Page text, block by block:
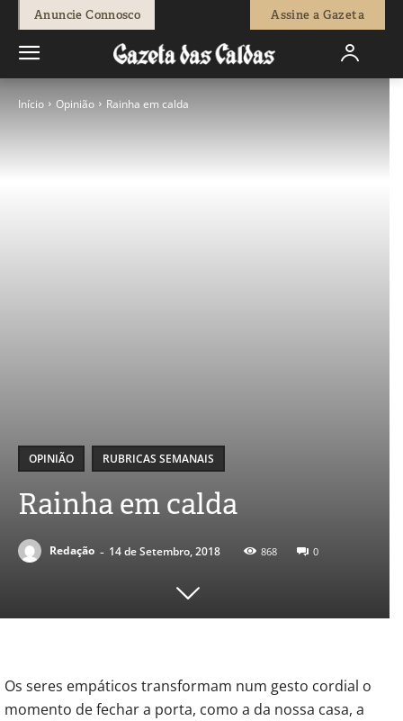
Anuncie Connosco Assine a Gazeta
Início Opinião Rainha em calda
OPINIÃO RUBRICAS SEMANAIS
Rainha em calda
Redação - 14 de Setembro, 2018 868 0
Os seres empáticos transformam num gesto cordial o
momento de fechar a porta, como a da nossa casa, a